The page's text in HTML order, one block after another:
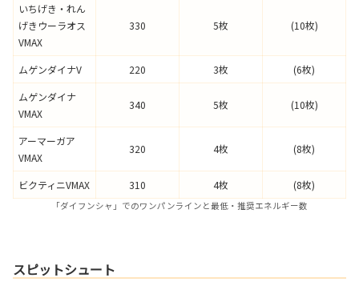
いちげき・れん
げきウーラオス
VMAX
330 5枚 (10枚)
ムゲンダイナV 220 3枚
(6枚)
ムゲンダイナ
VMAX
340 5枚 (10枚)
アーマーガア
VMAX
320 4枚 (8枚)
ビクティニVMAX 310 4枚 (8枚)
「ダイフンシャ」でのワンパンラインと最低・推奨エネルギー数
スピットシュート